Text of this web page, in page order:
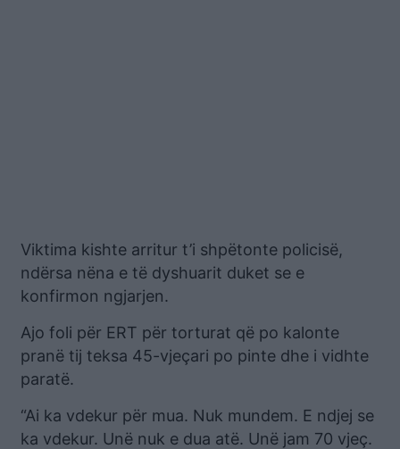
Viktima kishte arritur t’i shpëtonte policisë,
ndërsa nëna e të dyshuarit duket se e
konfirmon ngjarjen.
Ajo foli për ERT për torturat që po kalonte
pranë tij teksa 45-vjeçari po pinte dhe i vidhte
paratë.
“Ai ka vdekur për mua. Nuk mundem. E ndjej se
ka vdekur. Unë nuk e dua atë. Unë jam 70 vjeç.